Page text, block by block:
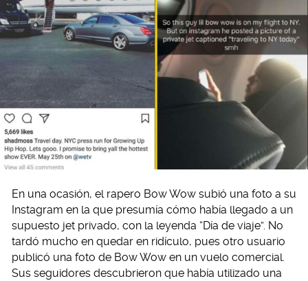
En una ocasión, el rapero Bow Wow subió una foto a su
Instagram en la que presumía cómo había llegado a un
supuesto jet privado, con la leyenda “Día de viaje”. No
tardó mucho en quedar en ridículo, pues otro usuario
publicó una foto de Bow Wow en un vuelo comercial.
Sus seguidores descubrieron que había utilizado una